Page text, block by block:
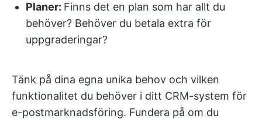
Planer: Finns det en plan som har allt du
behöver? Behöver du betala extra för
uppgraderingar?
Tänk på dina egna unika behov och vilken
funktionalitet du behöver i ditt CRM-system för
e-postmarknadsföring. Fundera på om du